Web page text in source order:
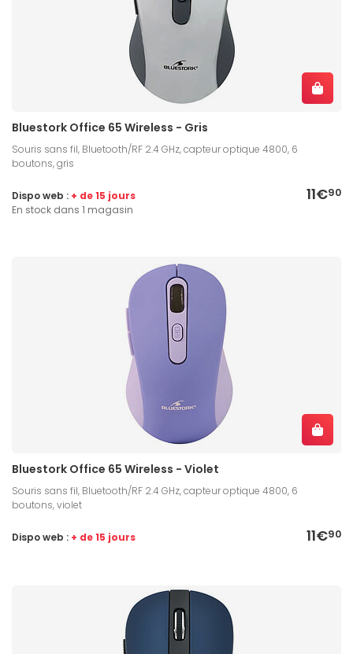
Bluestork Office 65 Wireless - Gris
Souris sans fil, Bluetooth/RF 2.4 GHz, capteur optique 4800, 6
boutons, gris
11€90
Dispo web : + de 15 jours
En stock dans 1 magasin
Bluestork Office 65 Wireless - Violet
Souris sans fil, Bluetooth/RF 2.4 GHz, capteur optique 4800, 6
boutons, violet
11€90
Dispo web : + de 15 jours